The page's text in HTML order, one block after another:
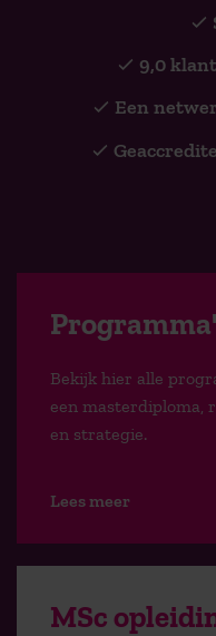
9,0
Een
Bekijk hier alle
een masterdiploma,
en strategie.
Lees meer
MSc